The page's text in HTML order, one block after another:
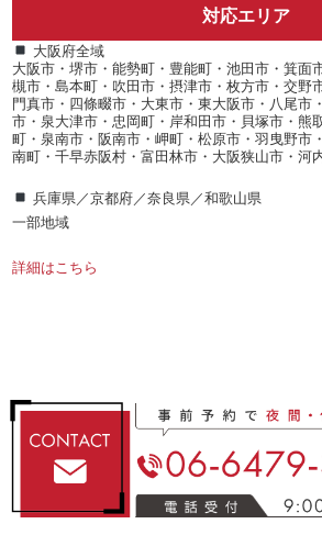
対応エリア
大阪府全域
大阪市・堺市・能勢町・豊能町・池田市・箕面
槻市・島本町・吹田市・摂津市・枚方市・交野
門真市・四條畷市・大東市・東大阪市・八尾市
市・泉大津市・忠岡町・岸和田市・貝塚市・熊
町・泉南市・阪南市・岬町・松原市・羽曳野市
南町・千早赤阪村・富田林市・大阪狭山市・河
兵庫県／京都府／奈良県／和歌山県
一部地域
詳細はこちら